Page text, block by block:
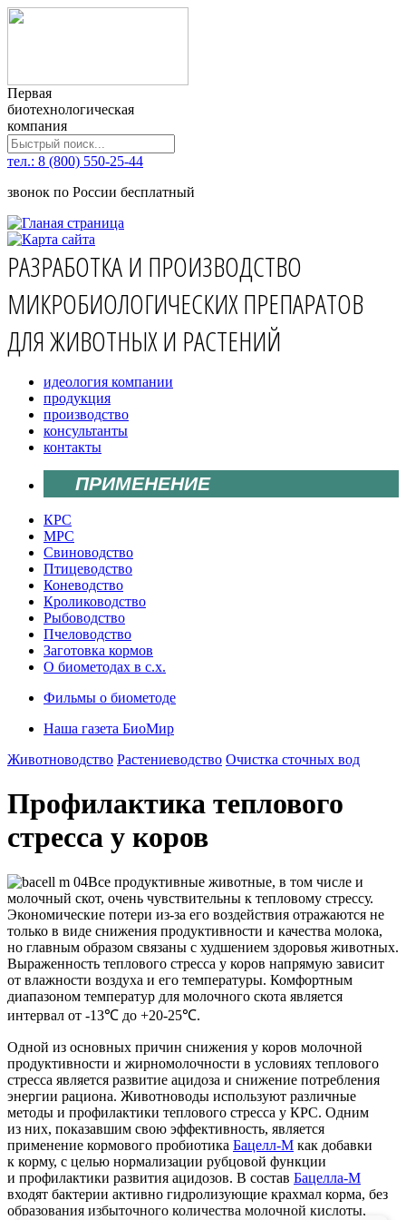
Первая
биотехнологическая
компания
тел.: 8 (800) 550-25-44
звонок по России бесплатный
РАЗРАБОТКА И ПРОИЗВОДСТВО
МИКРОБИОЛОГИЧЕСКИХ ПРЕПАРАТОВ
ДЛЯ ЖИВОТНЫХ И РАСТЕНИЙ
идеология компании
продукция
производство
консультанты
контакты
ПРИМЕНЕНИЕ
КРС
МРС
Свиноводство
Птицеводство
Коневодство
Кролиководство
Рыбоводство
Пчеловодство
Заготовка кормов
О биометодах в с.х.
Фильмы о биометоде
Наша газета БиоМир
Животноводство Растениеводство Очистка сточных вод
Профилактика теплового
стресса у коров
Все продуктивные животные, в том числе и
молочный скот, очень чувствительны к тепловому стрессу.
Экономические потери из-за его воздействия отражаются не
только в виде снижения продуктивности и качества молока,
но главным образом связаны с худшением здоровья животных.
Выраженность теплового стресса у коров напрямую зависит
от влажности воздуха и его температуры. Комфортным
диапазоном температур для молочного скота является
интервал от -13℃ до +20-25℃.
Одной из основных причин снижения у коров молочной
продуктивности и жирномолочности в условиях теплового
стресса является развитие ацидоза и снижение потребления
энергии рациона. Животноводы используют различные
методы и профилактики теплового стресса у КРС. Одним
из них, показавшим свою эффективность, является
применение кормового пробиотика Бацелл-М как добавки
к корму, с целью нормализации рубцовой функции
и профилактики развития ацидозов. В состав Бацелла-М
входят бактерии активно гидролизующие крахмал корма, без
образования избыточного количества молочной кислоты,